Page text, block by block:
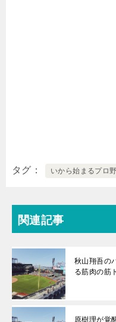
タグ いから始まるプロ
関連記事
秋山翔吾の
る筋肉の筋
原樹理が覚